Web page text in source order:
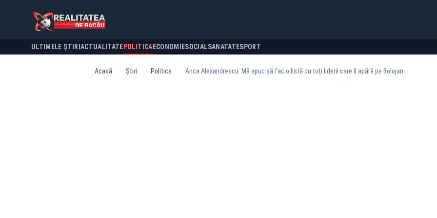
ULTIMELE ȘTIRI ACTUALITATE POLITICA ECONOMIESOCIALSANATATESPORT
Acasă Știri Politica Anca Alexandrescu: Mă apuc să fac o listă cu toți liderii care îl apără pe Bolojan